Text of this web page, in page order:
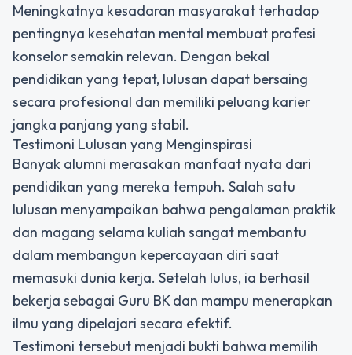
Meningkatnya kesadaran masyarakat terhadap
pentingnya kesehatan mental membuat profesi
konselor semakin relevan. Dengan bekal
pendidikan yang tepat, lulusan dapat bersaing
secara profesional dan memiliki peluang karier
jangka panjang yang stabil.
Testimoni Lulusan yang Menginspirasi
Banyak alumni merasakan manfaat nyata dari
pendidikan yang mereka tempuh. Salah satu
lulusan menyampaikan bahwa pengalaman praktik
dan magang selama kuliah sangat membantu
dalam membangun kepercayaan diri saat
memasuki dunia kerja. Setelah lulus, ia berhasil
bekerja sebagai Guru BK dan mampu menerapkan
ilmu yang dipelajari secara efektif.
Testimoni tersebut menjadi bukti bahwa memilih